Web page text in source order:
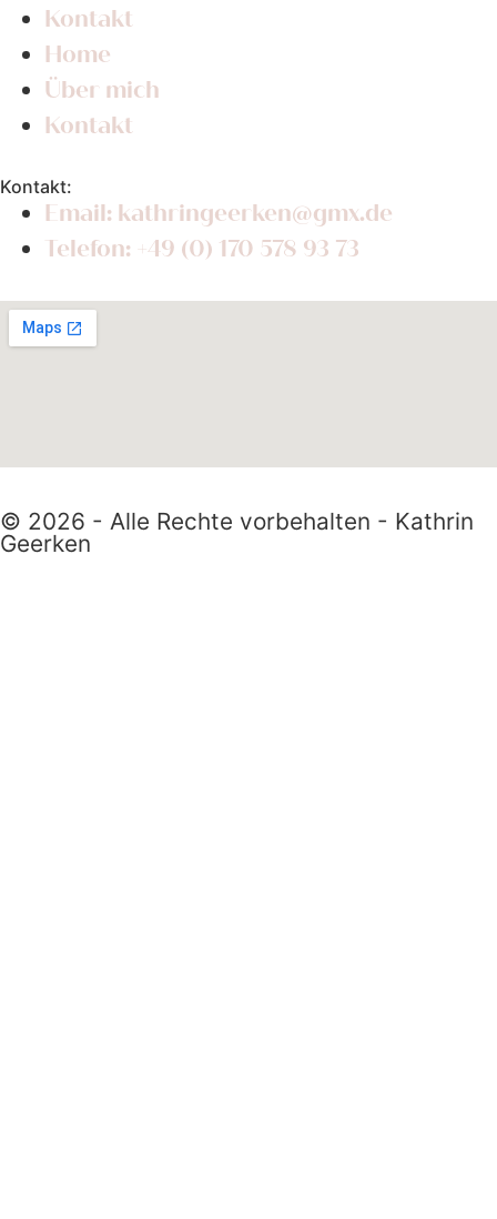
Kontakt
Home
Über mich
Kontakt
Kontakt:
Email: kathringeerken@gmx.de
Telefon: +49 (0) 170 578 93 73
© 2026 - Alle Rechte vorbehalten - Kathrin
Geerken